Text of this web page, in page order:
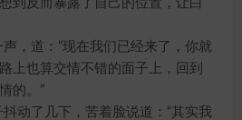
到反而暴露了自己的位置，让白
道：“现在我们已经来了，你就
上也算交情不错的面子上，回到
的。”
了几下，苦着脸说道：“其实我